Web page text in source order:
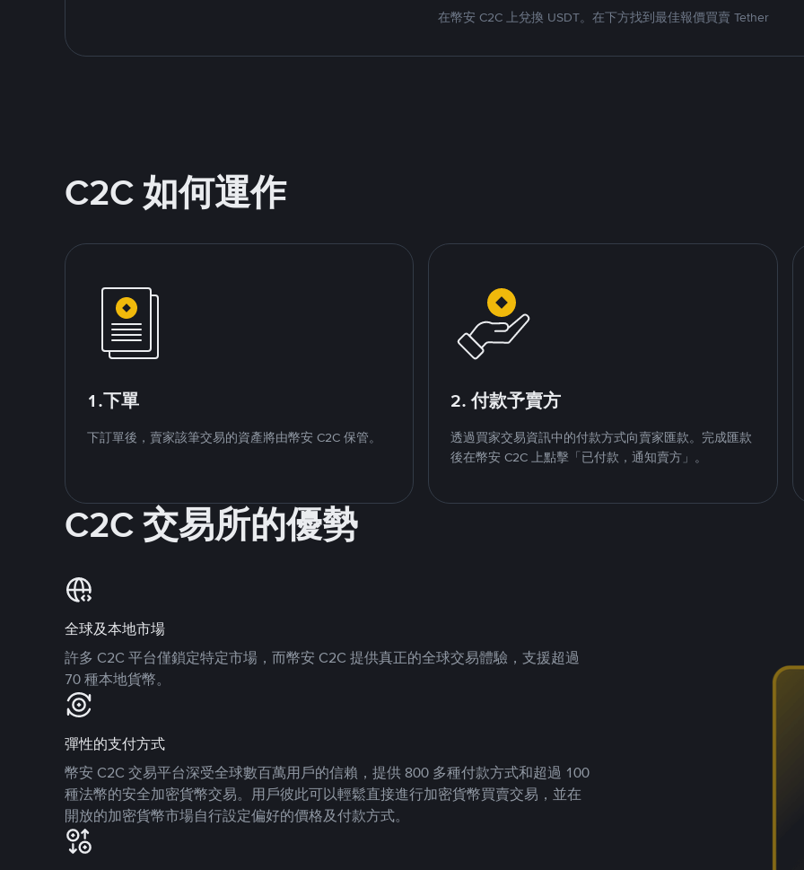
在幣安 C2C 上兌換 USDT。在下方找到最佳報價買賣 Tether
C2C 如何運作
1.下單
下訂單後，賣家該筆交易的資產將由幣安 C2C 保管。
2. 付款予賣方
透過買家交易資訊中的付款方式向賣家匯款。完成匯款
後在幣安 C2C 上點擊「已付款，通知賣方」。
C2C 交易所的優勢
全球及本地市場
許多 C2C 平台僅鎖定特定市場，而幣安 C2C 提供真正的全球交易體驗，支援超過
70 種本地貨幣。
彈性的支付方式
幣安 C2C 交易平台深受全球數百萬用戶的信賴，提供 800 多種付款方式和超過 100
種法幣的安全加密貨幣交易。用戶彼此可以輕鬆直接進行加密貨幣買賣交易，並在
開放的加密貨幣市場自行設定偏好的價格及付款方式。